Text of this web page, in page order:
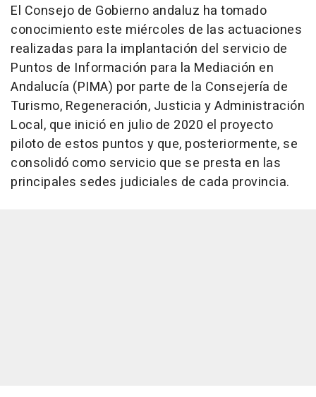
El Consejo de Gobierno andaluz ha tomado
conocimiento este miércoles de las actuaciones
realizadas para la implantación del servicio de
Puntos de Información para la Mediación en
Andalucía (PIMA) por parte de la Consejería de
Turismo, Regeneración, Justicia y Administración
Local, que inició en julio de 2020 el proyecto
piloto de estos puntos y que, posteriormente, se
consolidó como servicio que se presta en las
principales sedes judiciales de cada provincia.